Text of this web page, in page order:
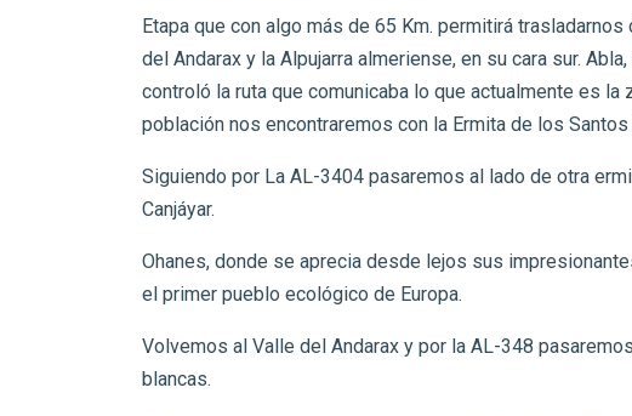
Etapa que con algo más de 65 Km. permitirá
del Andarax y la Alpujarra almeriense, en su cara sur.
controló la ruta que comunicaba lo que actualmente es
población nos encontraremos con la Ermita de los
Siguiendo por La AL-3404 pasaremos al lado de otra
Canjáyar.
Ohanes, donde se aprecia desde lejos sus
el primer pueblo ecológico de Europa.
Volvemos al Valle del Andarax y por la AL-348
blancas.